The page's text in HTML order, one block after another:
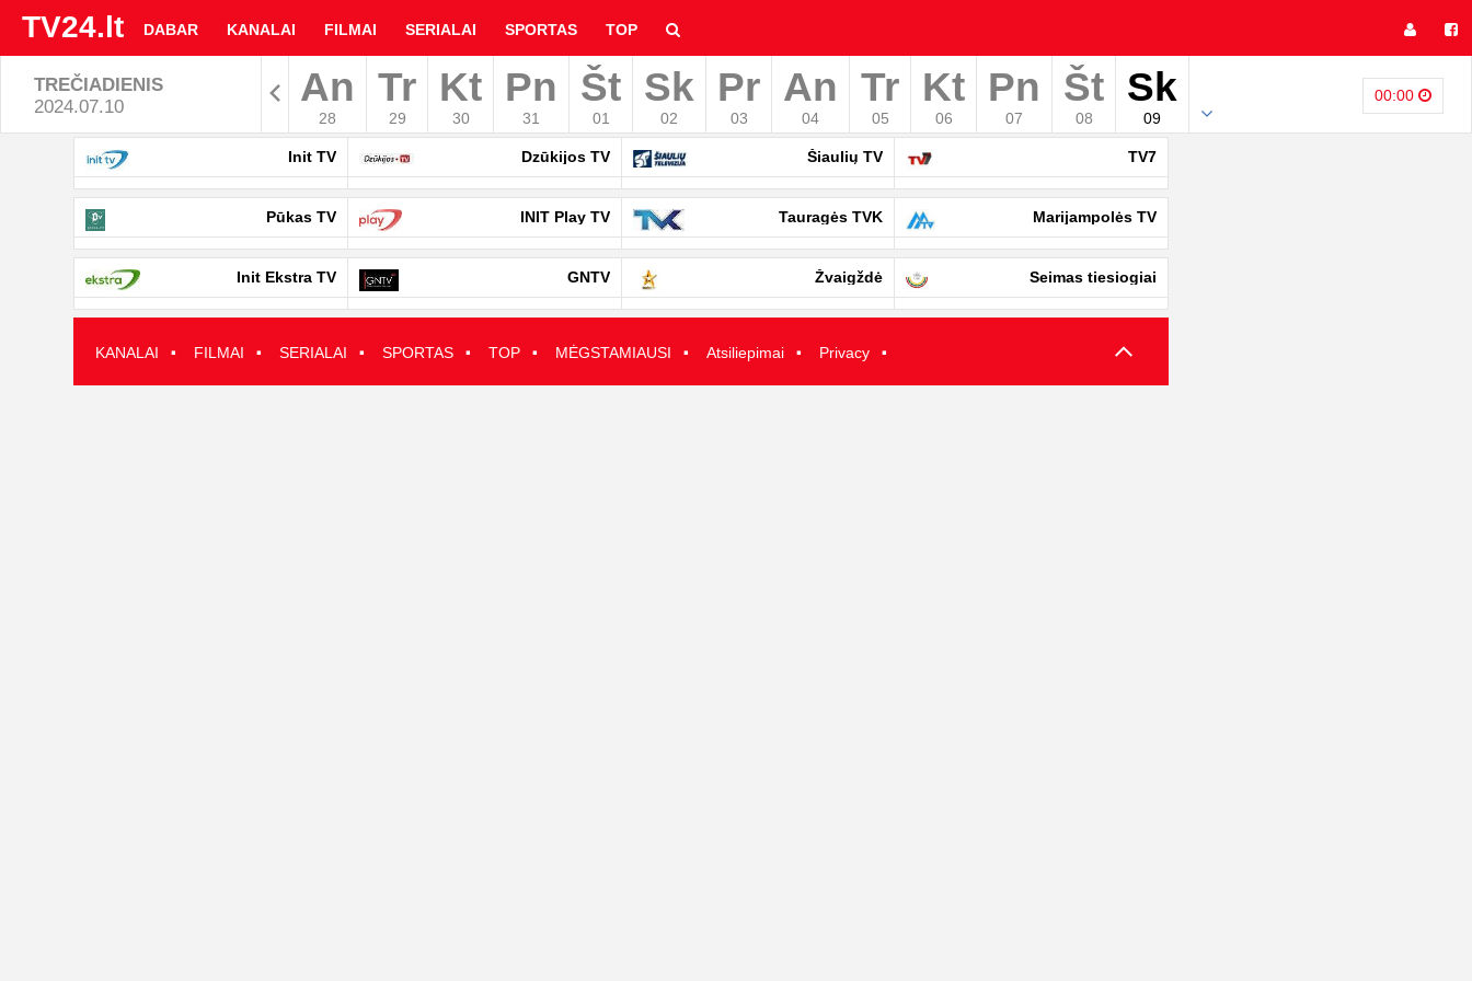
TV24.lt DABAR KANALAI FILMAI SERIALAI SPORTAS TOP
TREČIADIENIS
2024.07.10
Rodyti archyvą
An
28
Tr
29
Kt
30
Pn
31
Št
01
Sk
02
Pr
03
An
04
Tr
05
Kt
06
Pn
07
Št
08
Sk
09
00:00
TV
programa
|
TV24.LT
Init TV Dzūkijos TV Šiaulių TV TV7
Pūkas TV INIT Play TV Tauragės TVK Marijampolės TV
Init Ekstra TV GNTV Žvaigždė Seimas tiesiogiai
KANALAI · FILMAI · SERIALAI · SPORTAS · TOP · MĖGSTAMIAUSI · Atsiliepimai · Privacy ·